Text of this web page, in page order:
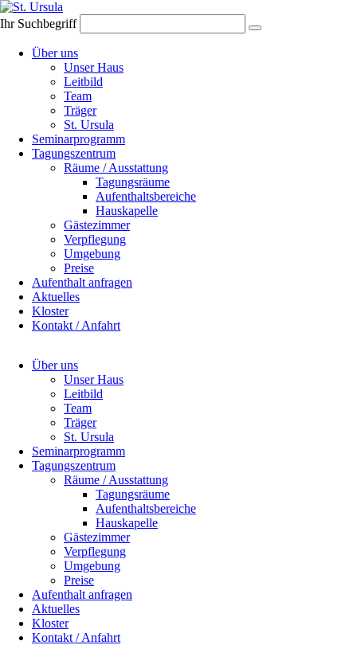
Ihr Suchbegriff
überspringen
Über uns
Unser Haus
Leitbild
Team
Träger
St. Ursula
Seminarprogramm
Tagungszentrum
Räume / Ausstattung
Tagungsräume
Aufenthaltsbereiche
Hauskapelle
Gästezimmer
Verpflegung
Umgebung
Preise
Aufenthalt anfragen
Aktuelles
Kloster
Kontakt / Anfahrt
Über uns
Unser Haus
Leitbild
Team
Träger
St. Ursula
Seminarprogramm
Tagungszentrum
Räume / Ausstattung
Tagungsräume
Aufenthaltsbereiche
Hauskapelle
Gästezimmer
Verpflegung
Umgebung
Preise
Aufenthalt anfragen
Aktuelles
Kloster
Kontakt / Anfahrt